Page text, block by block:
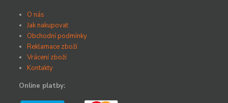
O nás
Jak nakupovat
Obchodní podmínky
Reklamace zboží
Vrácení zboží
Kontakty
Online platby: